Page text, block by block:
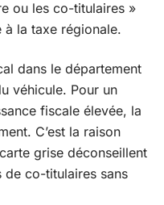
ou les co-titulaires »
à la taxe régionale.
dans le département
véhicule. Pour un
fiscale élevée, la
C’est la raison
grise déconseillent
co-titulaires sans